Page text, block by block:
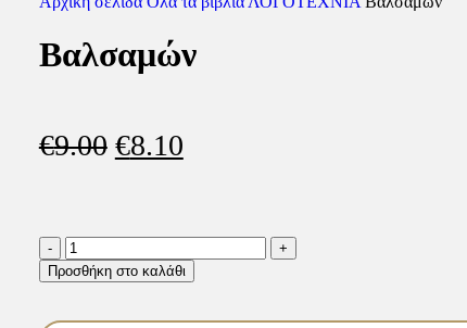
Βαλσαμών
€9.00 €8.10
Προσθήκη στο καλάθι